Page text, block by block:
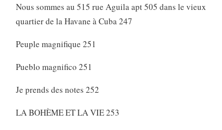
Nous sommes au 515 rue Aguila apt 505 dans le vieux
quartier de la Havane à Cuba 247
Peuple magnifique 251
Pueblo magnifico 251
Je prends des notes 252
LA BOHÈME ET LA VIE 253